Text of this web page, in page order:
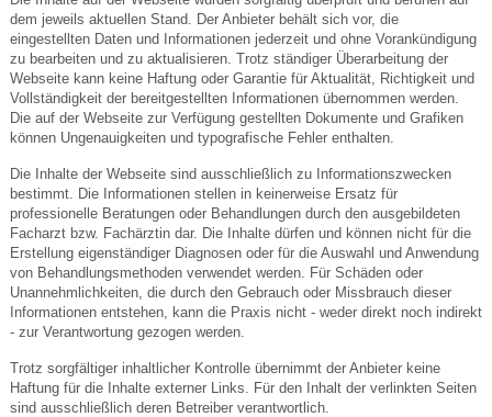
dem jeweils aktuellen Stand. Der Anbieter behält sich vor, die
eingestellten Daten und Informationen jederzeit und ohne Vorankündigung
zu bearbeiten und zu aktualisieren. Trotz ständiger Überarbeitung der
Webseite kann keine Haftung oder Garantie für Aktualität, Richtigkeit und
Vollständigkeit der bereitgestellten Informationen übernommen werden.
Die auf der Webseite zur Verfügung gestellten Dokumente und Grafiken
können Ungenauigkeiten und typografische Fehler enthalten.
Die Inhalte der Webseite sind ausschließlich zu Informationszwecken
bestimmt. Die Informationen stellen in keinerweise Ersatz für
professionelle Beratungen oder Behandlungen durch den ausgebildeten
Facharzt bzw. Fachärztin dar. Die Inhalte dürfen und können nicht für die
Erstellung eigenständiger Diagnosen oder für die Auswahl und Anwendung
von Behandlungsmethoden verwendet werden. Für Schäden oder
Unannehmlichkeiten, die durch den Gebrauch oder Missbrauch dieser
Informationen entstehen, kann die Praxis nicht - weder direkt noch indirekt
- zur Verantwortung gezogen werden.
Trotz sorgfältiger inhaltlicher Kontrolle übernimmt der Anbieter keine
Haftung für die Inhalte externer Links. Für den Inhalt der verlinkten Seiten
sind ausschließlich deren Betreiber verantwortlich.